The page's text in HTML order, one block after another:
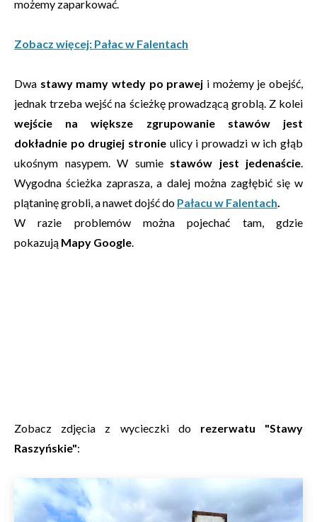
możemy zaparkować.
Zobacz więcej: Pałac w Falentach
Dwa stawy mamy wtedy po prawej i możemy je obejść,
jednak trzeba wejść na ścieżkę prowadzącą groblą. Z kolei
wejście na większe zgrupowanie stawów jest
dokładnie po drugiej stronie ulicy i prowadzi w ich głąb
ukośnym nasypem. W sumie stawów jest jedenaście.
Wygodna ścieżka zaprasza, a dalej można zagłębić się w
plątaninę grobli, a nawet dojść do Pałacu w Falentach.
W razie problemów można pojechać tam, gdzie
pokazują Mapy Google.
Zobacz zdjęcia z wycieczki do rezerwatu "Stawy
Raszyńskie":